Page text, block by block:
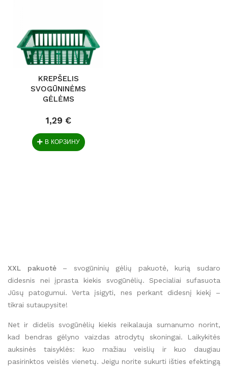
KREPŠELIS
SVOGŪNINĖMS
GĖLĖMS
1,29 €
В КОРЗИНУ
XXL pakuotė– svogūninių gėlių pakuotė, kurią sudaro
didesnis nei įprasta kiekis svogūnėlių. Specialiai sufasuota
Jūsų patogumui. Verta įsigyti, nes perkant didesnį kiekį –
tikrai sutaupysite!
Net ir didelis svogūnėlių kiekis reikalauja sumanumo norint,
kad bendras gėlyno vaizdas atrodytų skoningai. Laikykitės
auksinės taisyklės: kuo mažiau veislių ir kuo daugiau
pasirinktos veislės vienetų. Jeigu norite sukurti išties efektingą